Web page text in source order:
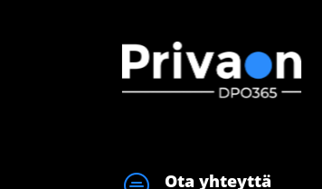
Ota yhteyttä